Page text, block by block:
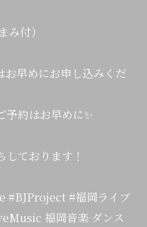
み付）
お早めにお申し込みくだ
予約はお早めに✨
ております！
#福岡ライブ
福岡音楽 ダンス